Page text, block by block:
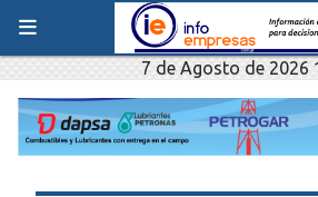
7 de Agosto de 2026